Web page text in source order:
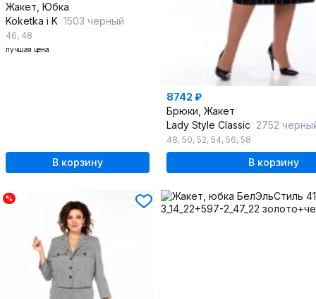
Жакет, Юбка
Koketka i K 1503 черный
46, 48
лучшая цена
В корзину
8742 ₽
Брюки, Жакет
Lady Style Classic 2752
48, 50, 52, 54, 56, 58
В корзину
%